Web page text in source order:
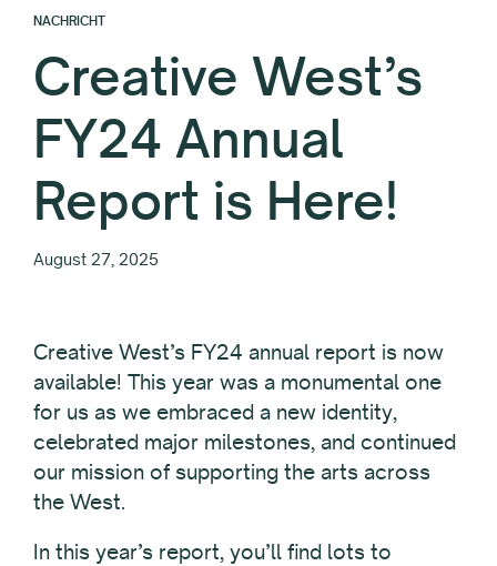
NACHRICHT
Creative West’s
FY24 Annual
Report is Here!
August 27, 2025
Creative West’s FY24 annual report is now
available! This year was a monumental one
for us as we embraced a new identity,
celebrated major milestones, and continued
our mission of supporting the arts across
the West.
In this year’s report, you’ll find lots to